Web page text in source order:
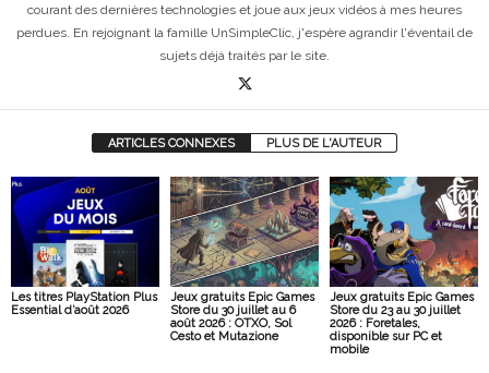
courant des dernières technologies et joue aux jeux vidéos à mes heures
perdues. En rejoignant la famille UnSimpleClic, j'espère agrandir l'éventail de
sujets déjà traités par le site.
ARTICLES CONNEXES PLUS DE L'AUTEUR
Les titres PlayStation Plus
Essential d’août 2026
Jeux gratuits Epic Games
Store du 30 juillet au 6
août 2026 : OTXO, Sol
Cesto et Mutazione
Jeux gratuits Epic Games
Store du 23 au 30 juillet
2026 : Foretales,
disponible sur PC et
mobile